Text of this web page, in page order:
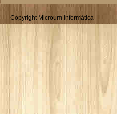
Copyright Microum Informática